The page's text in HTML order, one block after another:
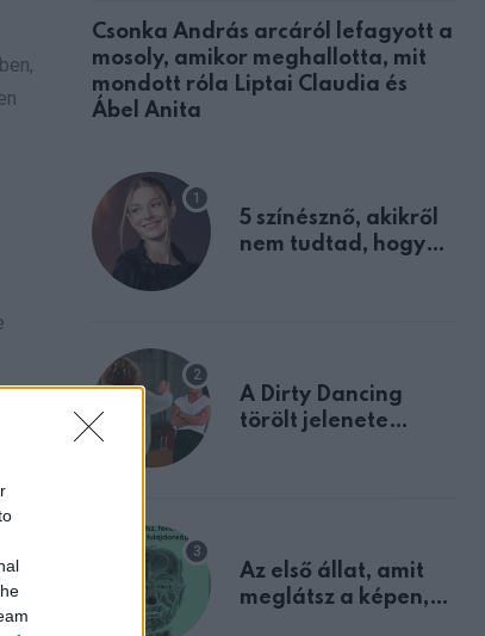
Csonka András arcáról lefagyott a
mosoly, amikor meghallotta, mit
mondott róla Liptai Claudia és
Ábel Anita
5 színésznő, akikről
nem tudtad, hogy
A Dirty Dancing
törölt jelenete
Az első állat, amit
meglátsz a képen,